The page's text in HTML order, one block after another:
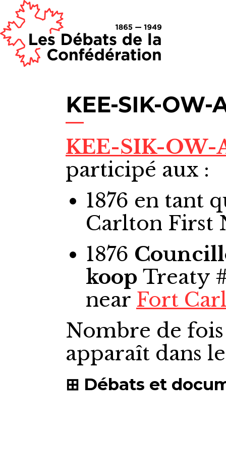
KEE-SIK-OW-
KEE-SIK-OW-
participé aux :
1876 en tant
Carlton First
1876
koop Treaty
near Fort
Nombre de
apparaît dans
Débats et